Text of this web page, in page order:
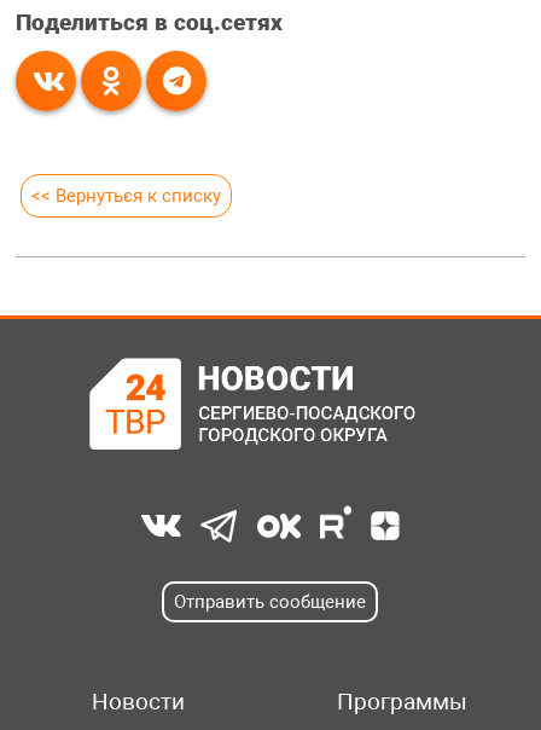
Поделиться в соц.сетях
<< Вернуться к списку
Отправить сообщение
Новости
Программы